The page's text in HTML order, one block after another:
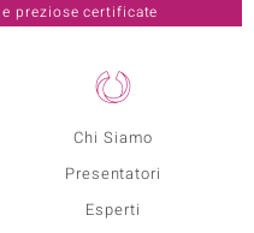
Chi Siamo
Presentatori
Esperti
preziose certificate